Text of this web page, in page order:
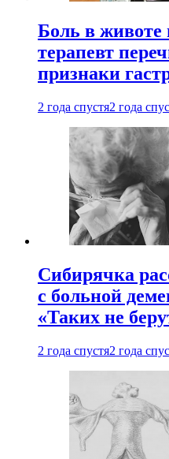
Боль в животе
терапевт
признаки
2 года спустя2 года
Сибирячка
с больной
«Таких не
2 года спустя2 года